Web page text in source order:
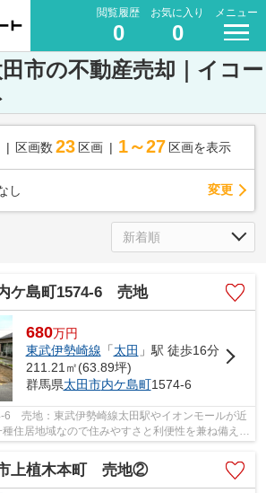
閲覧履歴
0
お気に入り
0
メニュー
市の不動産売却｜イコー
区画数 23 区画 1～27 区画を表示
し 変更
ケ島町1574-6 売地
680万円
東武伊勢崎線 「太田 」駅 徒歩16分
211.21㎡(63.89坪)
群馬県太田市内ケ島町1574-6
6 売地：東武伊勢崎線太田駅やイオンモールが近
種住居地域なので住みやすさと利便性を兼ね備えた
上植木本町 売地②